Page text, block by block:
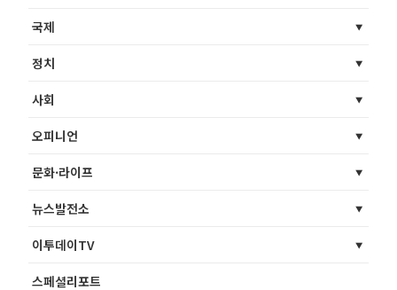
국제
정치
사회
오피니언
문화·라이프
뉴스발전소
이투데이TV
스페셜리포트